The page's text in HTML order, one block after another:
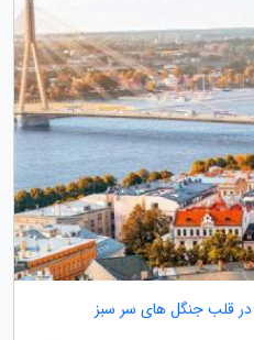
در قلب جنگل های سر سبز